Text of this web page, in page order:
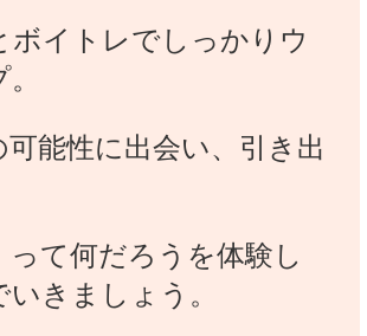
ボイトレでしっかりウ
能性に出会い、引き出
って何だろうを体験し
きましょう。